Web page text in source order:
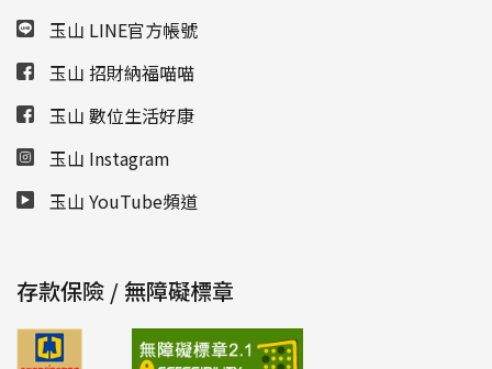
玉山 LINE官方帳號
玉山 招財納福喵喵
玉山 數位生活好康
玉山 Instagram
玉山 YouTube頻道
存款保險 / 無障礙標章